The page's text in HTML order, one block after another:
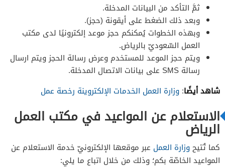
ثمَّ التأكد من البيانات المدخلة.
وبعد ذلك الضغط على أيقونة (حجز).
وبهذه الخطوات يُمكنكم حجز موعد إلكترونيًا لدى مكتب
العمل السّعوديّ بالرياض.
ويتم حجز الموعد للمستخدم وعرض رسالة الحجز ويتم ارسال
رسالة SMS على بيانات الاتصال المدخلة.
شاهد أيضًا: وزارة العمل الخدمات الإلكتروينة رخصة عمل
الاستعلام عن المواعيد في مكتب العمل
الرياض
كما تُتيحوزارة العمل عبر موقعها الإلكترونيّ خدمة الاستعلام عن
المواعيد الخاصّة بكم؛ وذلك من خلال اتباع ما يلي: